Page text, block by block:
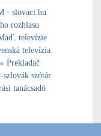
- slovaci.hu
rozhlasu
televízie
televízia
● Prekladač
szlovák szótár
tanácsadó